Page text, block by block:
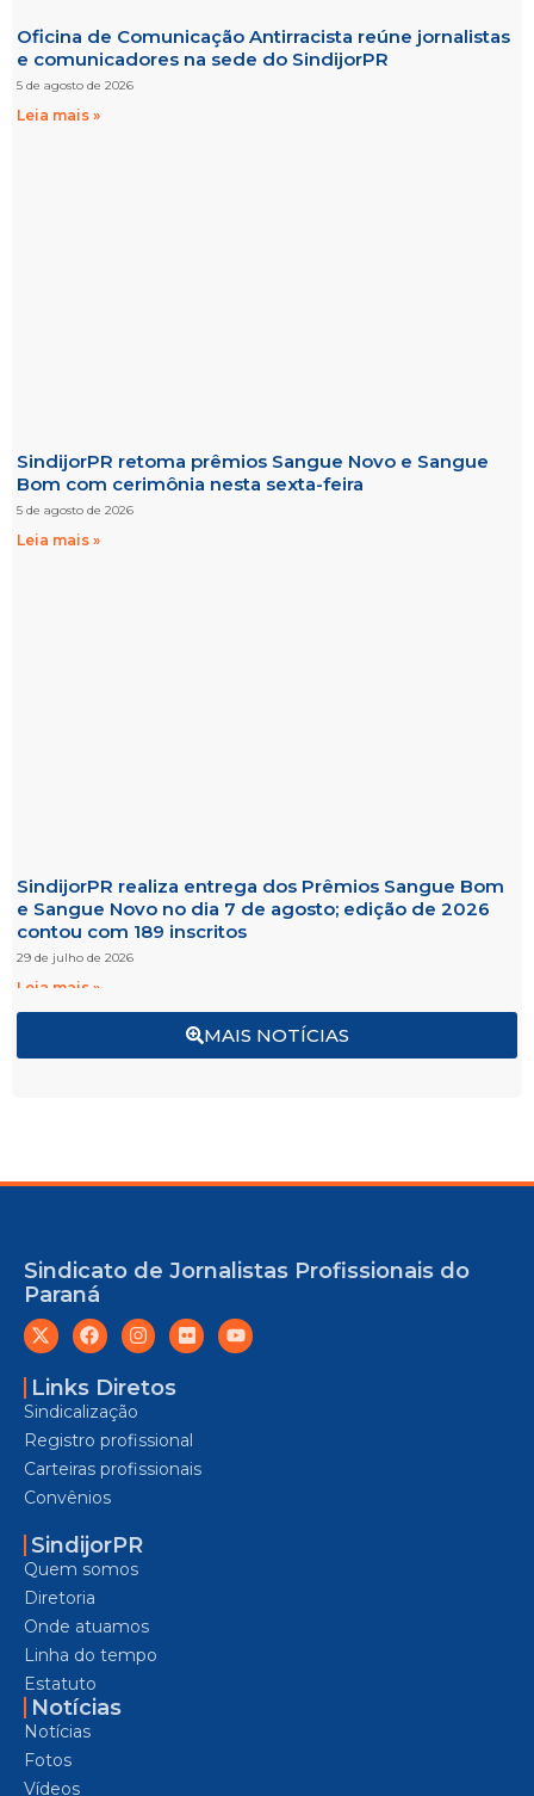
MAIS NOTÍCIAS
Oficina de Comunicação Antirracista reúne jornalistas
e comunicadores na sede do SindijorPR
5 de agosto de 2026
Leia mais »
SindijorPR retoma prêmios Sangue Novo e Sangue
Bom com cerimônia nesta sexta-feira
5 de agosto de 2026
Leia mais »
SindijorPR realiza entrega dos Prêmios Sangue Bom
e Sangue Novo no dia 7 de agosto; edição de 2026
contou com 189 inscritos
29 de julho de 2026
Leia mais »
Sindicato de Jornalistas Profissionais do
Paraná
Links Diretos
Sindicalização
Registro profissional
Carteiras profissionais
Convênios
SindijorPR
Quem somos
Diretoria
Onde atuamos
Linha do tempo
Estatuto
Notícias
Notícias
Fotos
Vídeos